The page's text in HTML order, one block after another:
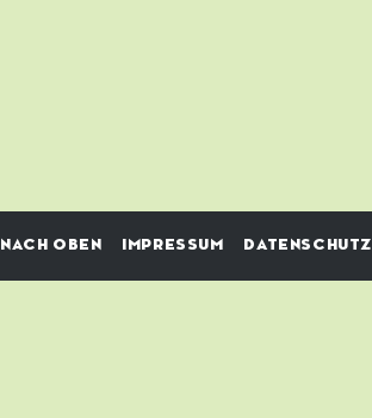
NACH OBEN IMPRESSUM DATENSCHUTZ